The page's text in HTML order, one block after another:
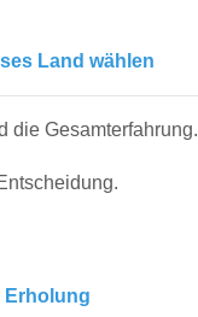
Land wählen
die Gesamterfahrung.
Erholung